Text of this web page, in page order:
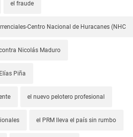
el fraude
Centro Nacional de Huracanes (NHC
Nicolás Maduro
Piña
el nuevo pelotero profesional
el PRM lleva el país sin rumbo